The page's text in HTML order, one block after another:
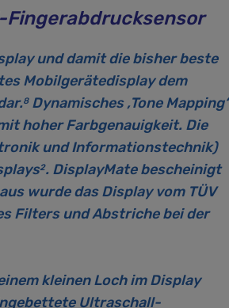
Fingerabdrucksensor
und damit die bisher beste
Mobilgerätedisplay dem
8Dynamisches ‚Tone Mapping‘
hoher Farbgenauigkeit. Die
und Informationstechnik)
2. DisplayMate bescheinigt
wurde das Display vom TÜV
Filters und Abstriche bei der
kleinen Loch im Display
Ultraschall-